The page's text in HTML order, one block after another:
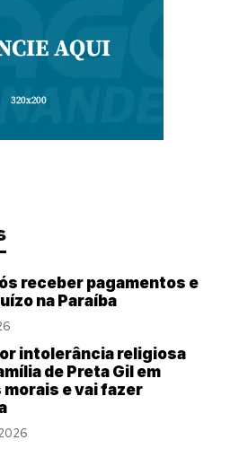
receber pagamentos e
na Paraíba
intolerância religiosa
de Preta Gil em
e vai fazer